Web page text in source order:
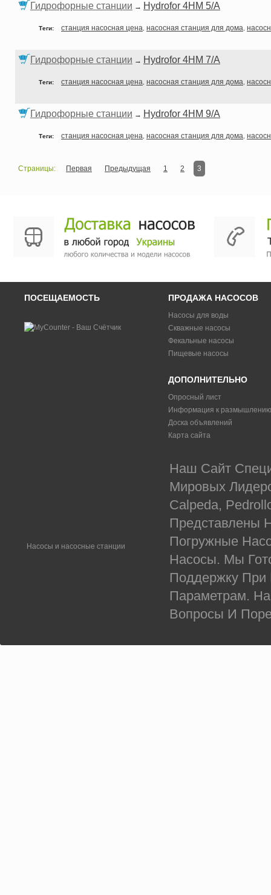
Гидрофорные станции → Hydrofor 4HM 5/A
Теги: станция насосная цена насосная станция для дома
Гидрофорные станции → Hydrofor 4HM 7/A
Теги: станция насосная цена насосная станция для дома
Гидрофорные станции → Hydrofor 4HM 9/A
Теги: станция насосная цена насосная станция для дома
Страницы: Первая Предыдущая 1 2 3
ПОСЕЩАЕМОСТЬ ПРОДАЖА НАСОСОВ
Насосы для воды
Скважные насосы
Фекальные насосы
Пищевые насосы
ДОПОЛНИТЕЛЬНО
Опросный лист
Информация к размышлению
Доска объявлений
Карта сайта
Насосы и насосные станции
Наш Сайт
Мировых
Calpeda,
Представлены
Погружные
Насосы. Мы
Поддержку
Параметрам.
Вопросы И